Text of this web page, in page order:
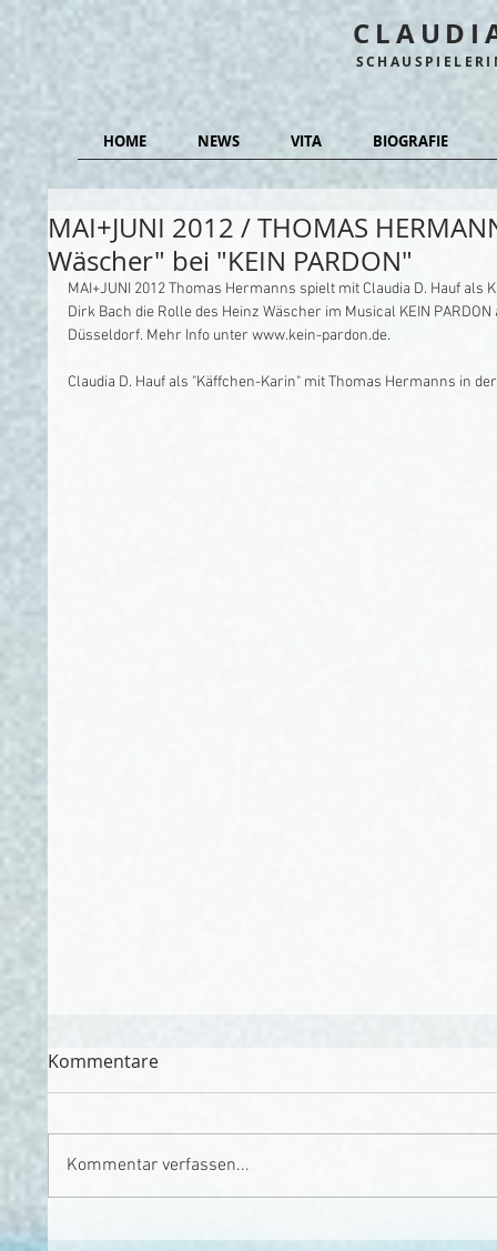
MAI+JUNI 2012 / THOMAS
Wäscher" bei "KEIN PARDON"
MAI+JUNI 2012 Thomas Hermanns spielt mit Claudia D. Hauf
Dirk Bach die Rolle des Heinz Wäscher im Musical KEIN
Düsseldorf. Mehr Info unter
Claudia D. Hauf als "Käffchen-Karin" mit Thomas Hermanns in
Kommentare
Kommentar verfassen...
HOME NEWS VITA BIOGRAFIE